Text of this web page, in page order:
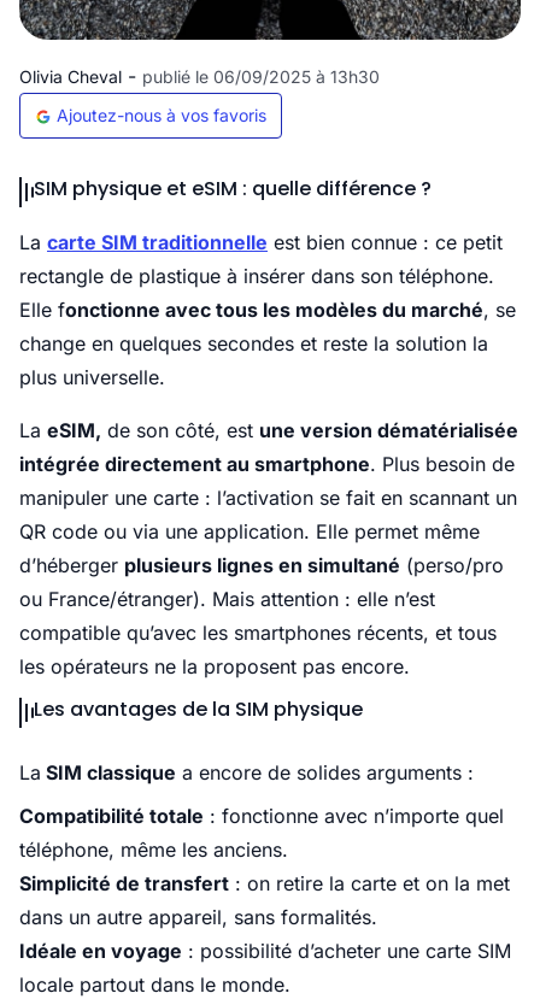
Olivia Cheval - publié le 06/09/2025 à 13h30
Ajoutez-nous à vos favoris
SIM physique et eSIM : quelle différence ?
La carte SIM traditionnelle est bien connue : ce petit
rectangle de plastique à insérer dans son téléphone.
Elle fonctionne avec tous les modèles du marché, se
change en quelques secondes et reste la solution la
plus universelle.
La eSIM, de son côté, est une version dématérialisée
intégrée directement au smartphone. Plus besoin de
manipuler une carte : l’activation se fait en scannant un
QR code ou via une application. Elle permet même
d’héberger plusieurs lignes en simultané (perso/pro
ou France/étranger). Mais attention : elle n’est
compatible qu’avec les smartphones récents, et tous
les opérateurs ne la proposent pas encore.
Les avantages de la SIM physique
La SIM classique a encore de solides arguments :
Compatibilité totale : fonctionne avec n’importe quel
téléphone, même les anciens.
Simplicité de transfert : on retire la carte et on la met
dans un autre appareil, sans formalités.
Idéale en voyage : possibilité d’acheter une carte SIM
locale partout dans le monde.